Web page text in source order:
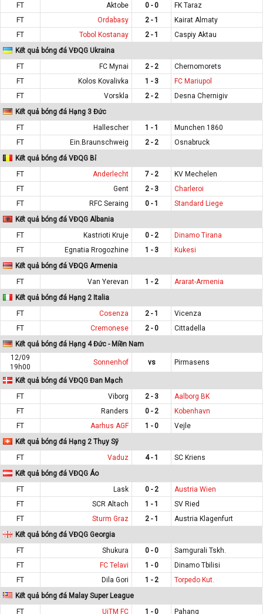
FT
Aktobe 0 - 0
FK Taraz
FT
Ordabasy 2 - 1
Kairat Almaty
FT
Tobol Kostanay 2 - 1
Caspiy Aktau
Kết quả bóng đá VĐQG Ukraina
FT
FC Mynai 2 - 2
Chernomorets
FT
Kolos Kovalivka 1 - 3
FC Mariupol
FT
Vorskla 2 - 2
Desna Chernigiv
Kết quả bóng đá Hạng 3 Đức
FT
Hallescher 1 - 1
Munchen 1860
FT
Ein.Braunschweig 2 - 2
Osnabruck
Kết quả bóng đá VĐQG Bỉ
FT
Anderlecht 7 - 2
KV Mechelen
FT
Gent 2 - 3
Charleroi
FT
RFC Seraing 0 - 1
Standard Liege
Kết quả bóng đá VĐQG Albania
FT
Kastrioti Kruje 0 - 2
Dinamo Tirana
FT
Egnatia Rrogozhine 1 - 3
Kukesi
Kết quả bóng đá VĐQG Armenia
FT
Van Yerevan 1 - 2
Ararat-Armenia
Kết quả bóng đá Hạng 2 Italia
FT
Cosenza 2 - 1
Vicenza
FT
Cremonese 2 - 0
Cittadella
Kết quả bóng đá Hạng 4 Đức - Miền Nam
12/09
19h00
Sonnenhof vs Pirmasens
Kết quả bóng đá VĐQG Đan Mạch
FT
Viborg 2 - 3
Aalborg BK
FT
Randers 0 - 2
Kobenhavn
FT
Aarhus AGF 1 - 0
Vejle
Kết quả bóng đá Hạng 2 Thụy Sỹ
FT
Vaduz 4 - 1
SC Kriens
Kết quả bóng đá VĐQG Áo
FT
Lask 0 - 2
Austria Wien
FT
SCR Altach 1 - 1
SV Ried
FT
Sturm Graz 2 - 1
Austria Klagenfurt
Kết quả bóng đá VĐQG Georgia
FT
Shukura 0 - 0
Samgurali Tskh.
FT
FC Telavi 1 - 0
Dinamo Tbilisi
FT
Dila Gori 1 - 2
Torpedo Kut.
Kết quả bóng đá Malay Super League
FT
UiTM FC 1 - 0
Pahang